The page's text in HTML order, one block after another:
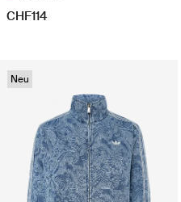
CHF114
Neu